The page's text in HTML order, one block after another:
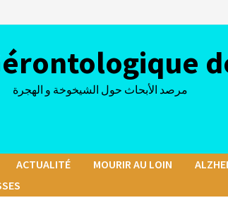
مرصد الأبحاث حول الشيخوخة و الهجرة
ACTUALITÉ MOURIR AU LOIN